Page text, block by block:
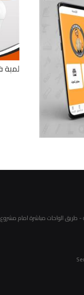
وات أبيض
جنيه 105
تفاصيل
- طريق الواحات مباشرة امام مشروع